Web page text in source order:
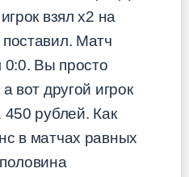
взял х2 на
Матч
0:0. Вы просто
вот другой игрок
450 рублей. Как
в матчах равных